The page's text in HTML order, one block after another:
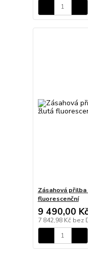
Zásahová přilba
fluorescenční
9 490,00 Kč
7 842,98 Kč bez